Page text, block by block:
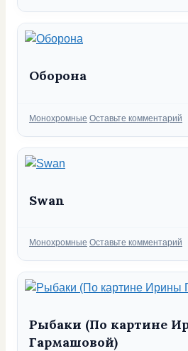
Оборона
Рубрики
Монохромные Оставьте комментарий
Swan
Рубрики
Монохромные Оставьте комментарий
Рыбаки (По картине
Гармашовой)